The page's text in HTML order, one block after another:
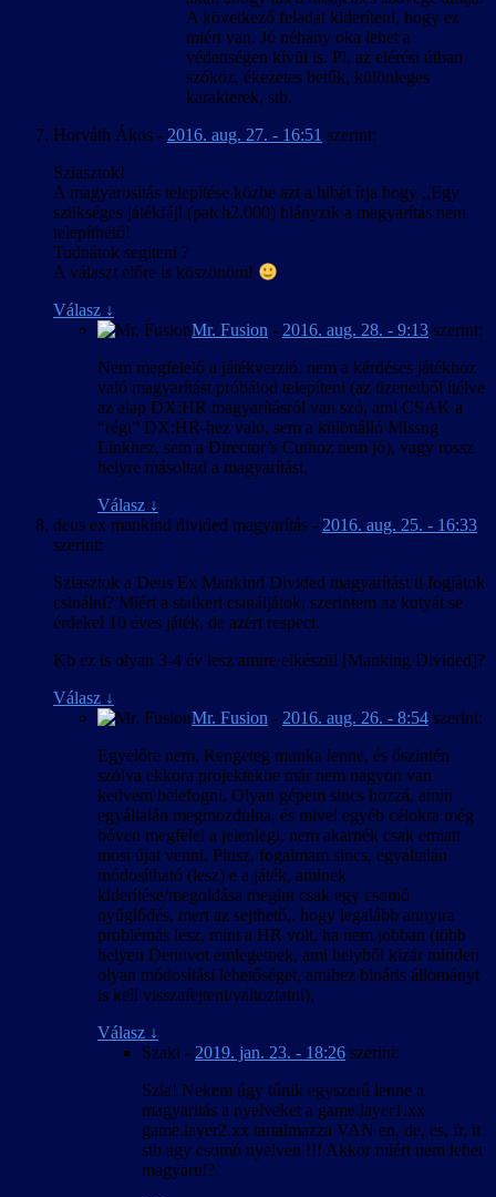
A következő feladat kideríteni, hogy ez
miért van. Jó néhány oka lehet a
védettségen kívül is. Pl. az elérési útban
szóköz, ékezetes betűk, különleges
karakterek, stb.
Horváth Ákos - 2016. aug. 27. - 16:51 szerint:
Sziasztok!
A magyarosítás telepítése közbe azt a hibát írja hogy ,,Egy
szükséges játékfájl (patch2.000) hiányzik a magyarítás nem
telepíthető!
Tudnátok segiteni ?
A választ előre is köszönöm!
Válasz ↓
Mr. Fusion - 2016. aug. 28. - 9:13 szerint:
Nem megfelelő a játékverzió, nem a kérdéses játékhoz
való magyarítást próbálod telepíteni (az üzenetből ítélve
az alap DX:HR magyarításról van szó, ami CSAK a
“régi” DX:HR-hez való, sem a különálló Missng
Linkhez, sem a Director’s Cuthoz nem jó), vagy rossz
helyre másoltad a magyarítást.
Válasz ↓
deus ex mankind divided magyarítás - 2016. aug. 25. - 16:33
szerint:
Sziasztok a Deus Ex Mankind Divided magyarítást ti fogjátok
csinálni? Miért a stalkert csináljátok, szerintem az kutyát se
érdekel 10 éves játék, de azért respect.
Kb ez is olyan 3-4 év lesz amire elkészül [Manking Divided]?
Válasz ↓
Mr. Fusion - 2016. aug. 26. - 8:54 szerint:
Egyelőre nem. Rengeteg munka lenne, és őszintén
szólva ekkora projektekbe már nem nagyon van
kedvem belefogni. Olyan gépem sincs hozzá, amin
egyáltalán megmozdulna, és mivel egyéb célokra még
bőven megfelel a jelenlegi, nem akarnék csak emiatt
most újat venni. Plusz, fogalmam sincs, egyáltalán
módosítható (lesz) e a játék, aminek
kiderítése/megoldása megint csak egy csomó
nyűglődés, mert az sejthető,. hogy legalább annyira
problémás lesz, mint a HR volt, ha nem jobban (több
helyen Denuvot emlegetnek, ami helyből kizár minden
olyan módosítási lehetőséget, amihez bináris állományt
is kell visszafejteni/változtatni).
Válasz ↓
Szaki - 2019. jan. 23. - 18:26 szerint:
Szia! Nekem úgy tűnik egyszerű lenne a
magyaritás a nyelveket a game.layer1.xx
game.layer2.xx tartalmazza VAN en, de, es, fr, it
stb agy csomó nyelven !!! Akkor miért nem lehet
magyarul?